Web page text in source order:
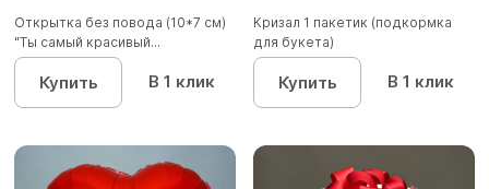
Открытка без повода (10*7 см)
"Ты самый красивый...
Купить В 1 клик
Кризал 1 пакетик (подкормка
для букета)
Купить В 1 клик